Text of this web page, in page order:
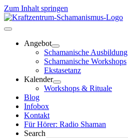
Zum Inhalt springen
Angebot
Schamanische Ausbildung
Schamanische Workshops
Ekstasetanz
Kalender
Workshops & Rituale
Blog
Infobox
Kontakt
Für Hörer: Radio Shaman
Search